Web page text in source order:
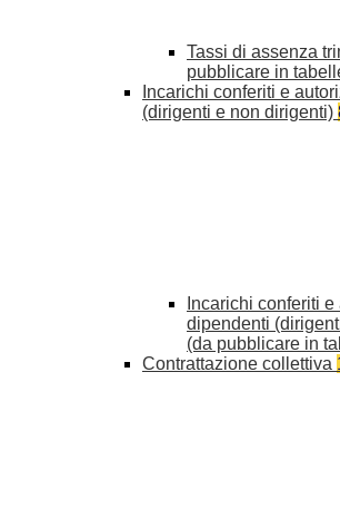
Tassi di assenza
pubblicare in
Incarichi conferiti e
(dirigenti e non dirigenti)
Incarichi conferiti
dipendenti
(da pubblicare in
Contrattazione collettiva